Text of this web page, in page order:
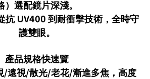
）選配鏡片深淺。
抗UV400 到耐衝擊技術，全時守
護雙眼。
產品規格快速覽
/遠視/散光/老花/漸進多焦，高度